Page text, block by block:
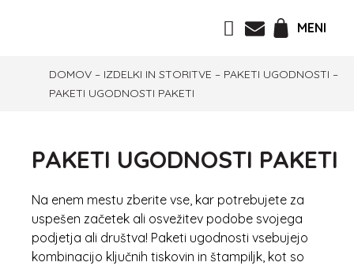
MENI
DOMOV – IZDELKI IN STORITVE – PAKETI UGODNOSTI –
PAKETI UGODNOSTI PAKETI
PAKETI UGODNOSTI PAKETI
Na enem mestu zberite vse, kar potrebujete za
uspešen začetek ali osvežitev podobe svojega
podjetja ali društva! Paketi ugodnosti vsebujejo
kombinacijo ključnih tiskovin in štampiljk, kot so